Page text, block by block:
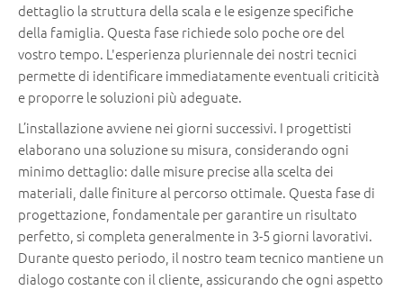
dettaglio la struttura della scala e le esigenze specifiche
della famiglia. Questa fase richiede solo poche ore del
vostro tempo. L'esperienza pluriennale dei nostri tecnici
permette di identificare immediatamente eventuali criticità
e proporre le soluzioni più adeguate.
L’installazione avviene nei giorni successivi. I progettisti
elaborano una soluzione su misura, considerando ogni
minimo dettaglio: dalle misure precise alla scelta dei
materiali, dalle finiture al percorso ottimale. Questa fase di
progettazione, fondamentale per garantire un risultato
perfetto, si completa generalmente in 3-5 giorni lavorativi.
Durante questo periodo, il nostro team tecnico mantiene un
dialogo costante con il cliente, assicurando che ogni aspetto